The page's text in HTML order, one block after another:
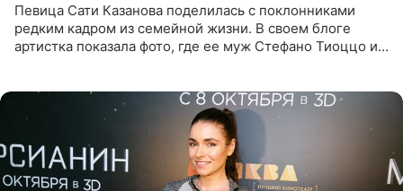
Певица Сати Казанова поделилась с поклонниками
редким кадром из семейной жизни. В своем блоге
артистка показала фото, где ее муж Стефано Тиоццо и